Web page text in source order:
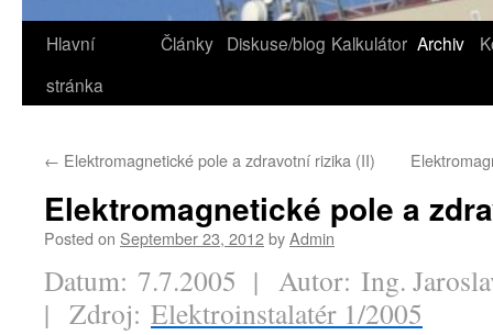
Skip
Hlavní
stránka
Články Diskuse/blog Kalkulátor Archiv
← Elektromagnetické pole a zdravotní rizika (II)
Elektromagnetické pole a
Posted on September 23, 2012byAdmin
Datum: 7.7.2005 | Autor: Ing.
| Zdroj: Elektroinstalatér 1/2005